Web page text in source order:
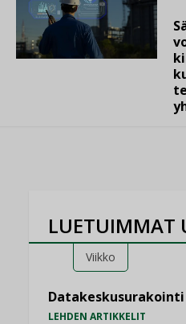
LUETUIMMAT
Viikko
LEHDEN ARTIKKELIT